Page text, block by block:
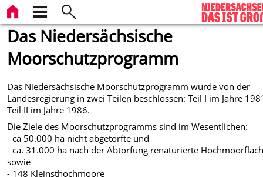
Das Niedersächsische
Moorschutzprogramm
Das Niedersächsische Moorschutzprogramm wurde von der
Landesregierung in zwei Teilen beschlossen: Teil I im Jahre
Teil II im Jahre 1986.
Die Ziele des Moorschutzprogramms sind im Wesentlichen:
- ca 50.000 ha nicht abgetorfte und
- ca. 31.000 ha nach der Abtorfung renaturierte
sowie
- 148 Kleinsthochmoore